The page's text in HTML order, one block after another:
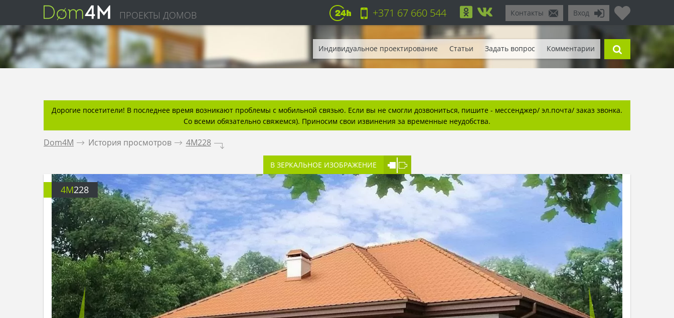
ПРОЕКТЫ ДОМОВ Вход
Контакты
+371 67 660 544
Индивидуальное проектирование Статьи Задать вопрос Комментарии
Дорогие посетители! В последнее время возникают проблемы с мобильной связью. Если вы не смогли дозвониться, пишите - мессенджер/ эл.почта/ заказ звонка.
Со всеми обязательно свяжемся). Приносим свои извинения за временные неудобства.
Dom4M . История просмотров . 4M228 .
В ЗЕРКАЛЬНОЕ ИЗОБРАЖЕНИЕ
4M228